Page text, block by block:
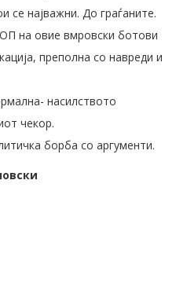
се најважни. До граѓаните.
на овие вмровски ботови
преполна со навреди и
насилството
чекор.
борба со аргументи.